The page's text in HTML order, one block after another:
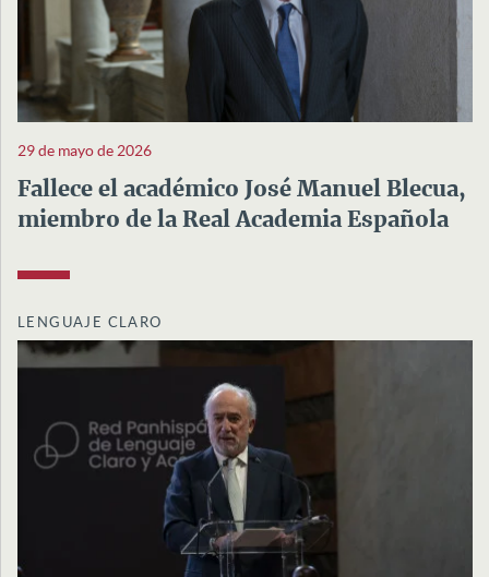
29 de mayo de 2026
Fallece el académico José Manuel Blecua,
miembro de la Real Academia Española
LENGUAJE CLARO